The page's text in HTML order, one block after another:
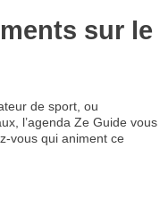
sur le
de sport, ou
l’agenda Ze Guide vous
vous qui animent ce